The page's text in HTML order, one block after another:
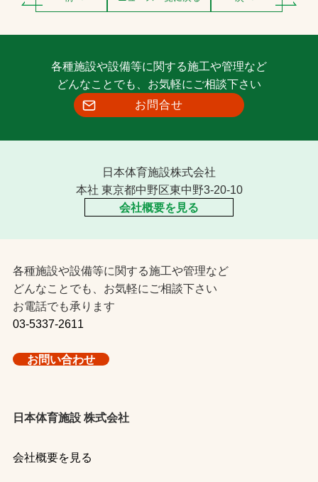
各種施設や設備等に関する施工や管理など
どんなことでも、お気軽にご相談下さい
お問合せ
日本体育施設株式会社
本社 東京都中野区東中野3-20-10
会社概要を見る
各種施設や設備等に関する施工や管理など
どんなことでも、お気軽にご相談下さい
お電話でも承ります
03-5337-2611
お問い合わせ
日本体育施設 株式会社
会社概要を見る